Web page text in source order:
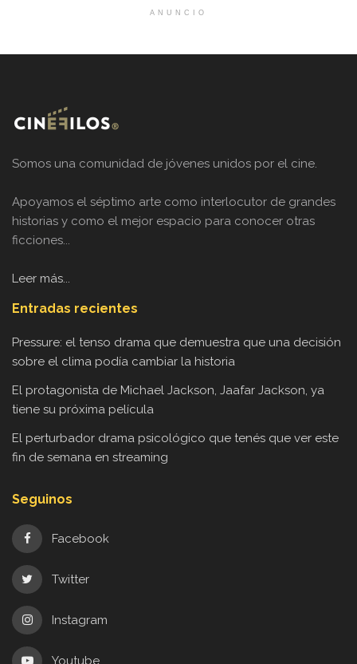
ANUNCIO
Somos una comunidad de jóvenes unidos por el cine.
Apoyamos el séptimo arte como interlocutor de grandes
historias y como el mejor espacio para conocer otras
ficciones...
Leer más...
Entradas recientes
Pressure: el tenso drama que demuestra que una decisión
sobre el clima podía cambiar la historia
El protagonista de Michael Jackson, Jaafar Jackson, ya
tiene su próxima película
El perturbador drama psicológico que tenés que ver este
fin de semana en streaming
Seguinos
Facebook
Twitter
Instagram
Youtube